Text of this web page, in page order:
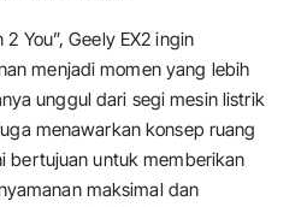
You”, Geely EX2 ingin
menjadi momen yang lebih
unggul dari segi mesin listrik
menawarkan konsep ruang
bertujuan untuk memberikan
maksimal dan